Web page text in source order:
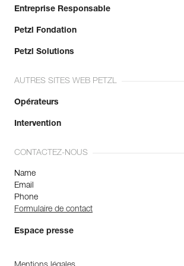
Entreprise Responsable
Petzl Fondation
Petzl Solutions
AUTRES SITES WEB PETZL
Opérateurs
Intervention
CONTACTEZ-NOUS
Name
Email
Phone
Formulaire de contact
Espace presse